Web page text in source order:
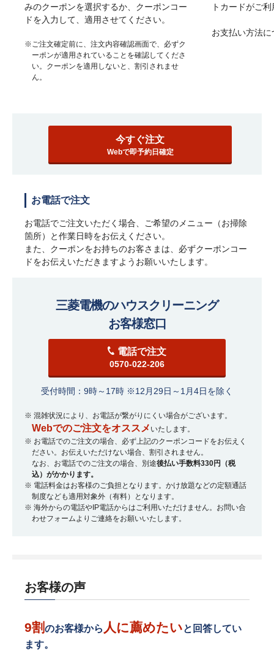
みのクーポンを選択するか、クーポンコー
ドを入力して、適用させてください。
※ご注文確定前に、注文内容確認画面で、必ずク
ーポンが適用されていることを確認してくださ
い。クーポンを適用しないと、割引されませ
ん。
トカードがご
お支払い方法
今すぐ注文
Webで即予約日確定
お電話で注文
お電話でご注文いただく場合、ご希望のメニュー（お掃除
箇所）と作業日時をお伝えください。
また、クーポンをお持ちのお客さまは、必ずクーポンコー
ドをお伝えいただきますようお願いいたします。
三菱電機のハウスクリーニング
お客様窓口
電話で注文
0570-022-206
受付時間：9時～17時 ※12月29日～1月4日を除く
※ 混雑状況により、お電話が繋がりにくい場合がございます。
Webでのご注文をオススメ いたします。
※ お電話でのご注文の場合、必ず上記のクーポンコードをお伝えく
ださい。お伝えいただけない場合、割引されません。
なお、お電話でのご注文の場合、別途後払い手数料330円（税
込）がかかります。
※ 電話料金はお客様のご負担となります。かけ放題などの定額通話
制度なども適用対象外（有料）となります。
※ 海外からの電話やIP電話からはご利用いただけません。お問い合
わせフォームよりご連絡をお願いいたします。
お客様の声
9割のお客様から 人に薦めたいと回答してい
ます。